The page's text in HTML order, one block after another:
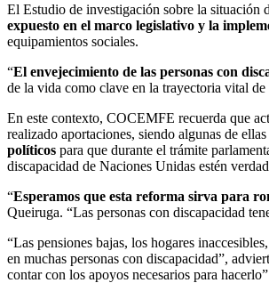
El Estudio de investigación sobre la situación
expuesto en el marco legislativo y la
equipamientos sociales.
“El envejecimiento de las personas con
de la vida como clave en la trayectoria vital
En este contexto, COCEMFE recuerda que
realizado aportaciones, siendo algunas de
políticos para que durante el trámite
discapacidad de Naciones Unidas estén
“Esperamos que esta reforma sirva para
Queiruga. “Las personas con discapacidad
“Las pensiones bajas, los hogares
en muchas personas con discapacidad”,
contar con los apoyos necesarios para